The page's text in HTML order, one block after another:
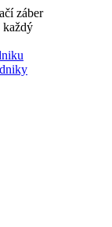
záber
každý